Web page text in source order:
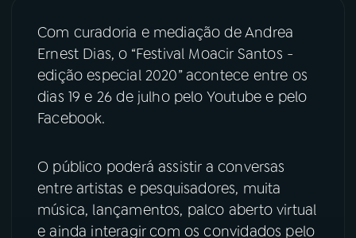
06VIDEOCASTS
ÚLTIMAS
08PRÊMIO RÁDIO MEC
ACOMPANHE A RÁDIO MEC
Com curadoria e mediação de Andrea
Ernest Dias, o “Festival Moacir Santos -
edição especial 2020” acontece entre os
dias 19 e 26 de julho pelo Youtube e pelo
Facebook.
O público poderá assistir a conversas
entre artistas e pesquisadores, muita
música, lançamentos, palco aberto virtual
e ainda interagir com os convidados pelo